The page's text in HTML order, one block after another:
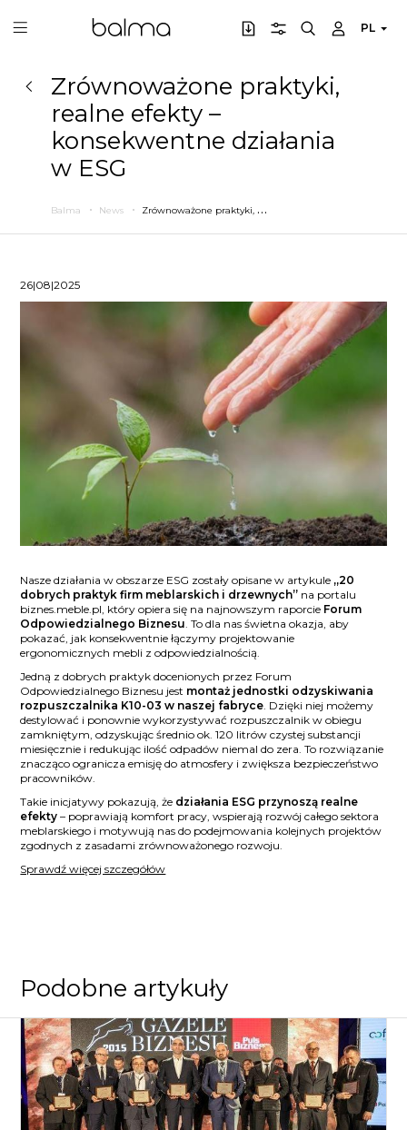
PL
Zrównoważone praktyki,
realne efekty –
konsekwentne działania
w ESG
Balma News Z
równoważone praktyki, realne efekty – konsekwentne działania w ESG
26|08|2025
Nasze działania w obszarze ESG zostały opisane w artykule „20
dobrych praktyk firm meblarskich i drzewnych” na portalu
biznes.meble.pl, który opiera się na najnowszym raporcie Forum
Odpowiedzialnego Biznesu . To dla nas świetna okazja, aby
pokazać, jak konsekwentnie łączymy projektowanie
ergonomicznych mebli z odpowiedzialnością.
Jedną z dobrych praktyk docenionych przez Forum
Odpowiedzialnego Biznesu jest montaż jednostki odzyskiwania
rozpuszczalnika K10-03 w naszej fabryce . Dzięki niej możemy
destylować i ponownie wykorzystywać rozpuszczalnik w obiegu
zamkniętym, odzyskując średnio ok. 120 litrów czystej substancji
miesięcznie i redukując ilość odpadów niemal do zera. To rozwiązanie
znacząco ogranicza emisję do atmosfery i zwiększa bezpieczeństwo
pracowników.
Takie inicjatywy pokazują, że działania ESG przynoszą realne
efekty – poprawiają komfort pracy, wspierają rozwój całego sektora
meblarskiego i motywują nas do podejmowania kolejnych projektów
zgodnych z zasadami zrównoważonego rozwoju.
Sprawdź więcej szczegółów
Podobne artykuły